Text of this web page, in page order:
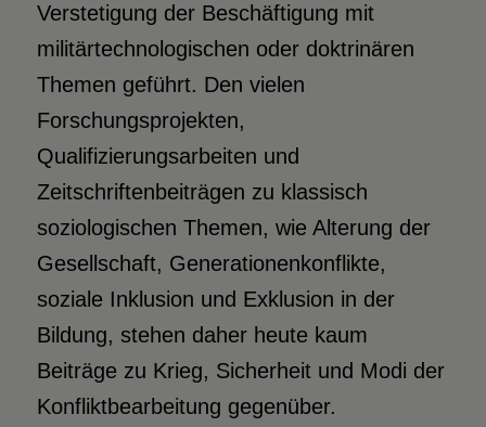
Verstetigung der Beschäftigung mit
militärtechnologischen oder doktrinären
Themen geführt. Den vielen
Forschungsprojekten,
Qualifizierungsarbeiten und
Zeitschriftenbeiträgen zu klassisch
soziologischen Themen, wie Alterung der
Gesellschaft, Generationenkonflikte,
soziale Inklusion und Exklusion in der
Bildung, stehen daher heute kaum
Beiträge zu Krieg, Sicherheit und Modi der
Konfliktbearbeitung gegenüber.